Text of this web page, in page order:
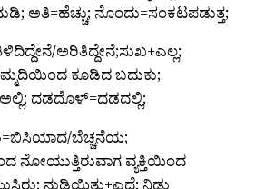
ಅತಿ=ಹೆಚ್ಚು; ನೊಂದು=ಸಂಕಟಪಡುತ್ತ;
ಅರಿತಿದ್ದೇನೆ;ಸುಖ+ಎಲ್ಲ;
ಕೂಡಿದ ಬದುಕು;
ದಡದೊಳ್=ದಡದಲ್ಲಿ;
ಬೆಚ್ಚನೆಯ;
ನೋಯುತ್ತಿರುವಾಗ ವ್ಯಕ್ತಿಯಿಂದ
ನುಡಿಯಿತು+ಎದೆ; ನಿಡು